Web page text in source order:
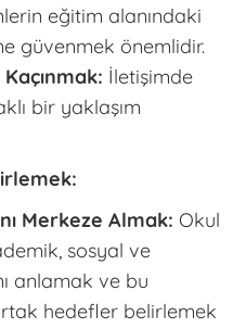
eğitim alanındaki
güvenmek önemlidir.
İletişimde
bir yaklaşım
Merkeze Almak: Okul
sosyal ve
anlamak ve bu
hedefler belirlemek